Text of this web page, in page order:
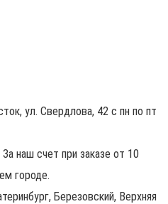
ул. Свердлова, 42 с пн по пт
За наш счет при заказе от 10
городе.
Березовский, Верхняя